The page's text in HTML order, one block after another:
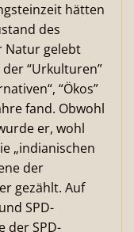
hätten
des
Natur gelebt
“Urkulturen”
“Ökos”
fand. Obwohl
er, wohl
„indianischen
der
gezählt. Auf
SPD-
der SPD-